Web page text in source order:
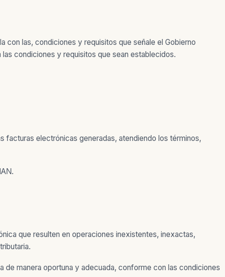
con las, condiciones y requisitos que señale el Gobierno
condiciones y requisitos que sean establecidos.
facturas electrónicas generadas, atendiendo los términos,
que resulten en operaciones inexistentes, inexactas,
manera oportuna y adecuada, conforme con las condiciones